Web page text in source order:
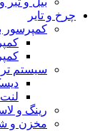
چرخ و تایر
کمپرسور
سیستم
رینگ و
مخزن و